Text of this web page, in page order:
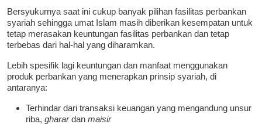
Bersyukurnya saat ini cukup banyak pilihan fasilitas perbankan
syariah sehingga umat Islam masih diberikan kesempatan untuk
tetap merasakan keuntungan fasilitas perbankan dan tetap
terbebas dari hal-hal yang diharamkan.
Lebih spesifik lagi keuntungan dan manfaat menggunakan
produk perbankan yang menerapkan prinsip syariah, di
antaranya:
Terhindar dari transaksi keuangan yang mengandung unsur
riba, gharardan maisir